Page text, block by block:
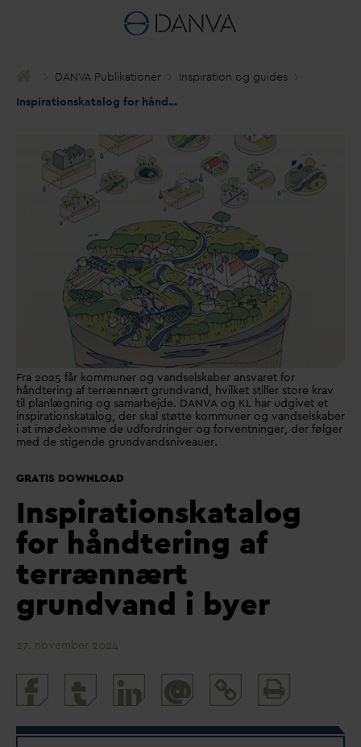
DANVA Publikationer
Inspiration og guides
Inspirationskatalog for håndtering af terrænnært grund
Fra 2025 får kommuner og vandselskaber ansvaret for
håndtering af terrænnært grundvand, hvilket stiller store krav
til planlægning og samarbejde. DANVA og KL har udgivet et
inspirationskatalog, der skal støtte kommuner og vandselskaber
i at imødekomme de udfordringer og forventninger, der følger
med de stigende grundvandsniveauer.
GRATIS DOWNLOAD
Inspirationskatalog
for håndtering af
terrænnært
grundvand i byer
27. november 2024
@
and